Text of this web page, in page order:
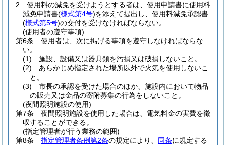
2
使用料の減免を受けようとする者は、使用申請書に使用料
減免申請書(様式第4号)を添えて提出し、使用料減免承認書
(様式第5号)の交付を受けなければならない。
(使用者の遵守事項)
第6条
使用者は、次に掲げる事項を遵守しなければならな
い。
(1)
施設、設備又は器具類を汚損又は破損しないこと。
(2)
あらかじめ指定された場所以外で火気を使用しないこ
と。
(3)
市長の承認を受けた場合のほか、施設内において物品
の販売又は金品の寄附募集の行為をしないこと。
(夜間照明施設の使用)
第7条
夜間照明施設を使用した場合は、電気料金の実費を徴
収することができる。
(指定管理者が行う業務の範囲)
第8条
指定管理者条例第2条の規定により、 同条に規定する